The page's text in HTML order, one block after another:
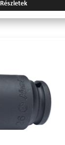
Részletek